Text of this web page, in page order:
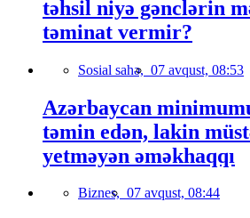
təhsil niyə gənclərin
təminat vermir?
Sosial sahə, 07 avqust, 08:53
Azərbaycan
təmin edən, lakin
yetməyən əməkhaqqı
Biznes, 07 avqust, 08:44